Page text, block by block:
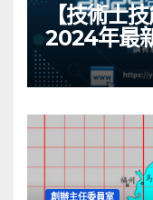
【技術士
2024年最
創辦主任委員室